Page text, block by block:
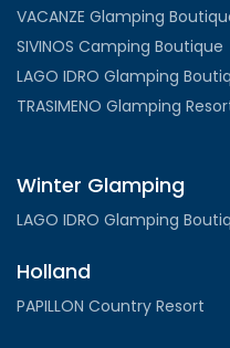
VACANZE Glamping
SIVINOS Camping Boutique
LAGO IDRO Glamping
TRASIMENO Glamping
Winter Glamping
LAGO IDRO Glamping
Holland
PAPILLON Country Resort